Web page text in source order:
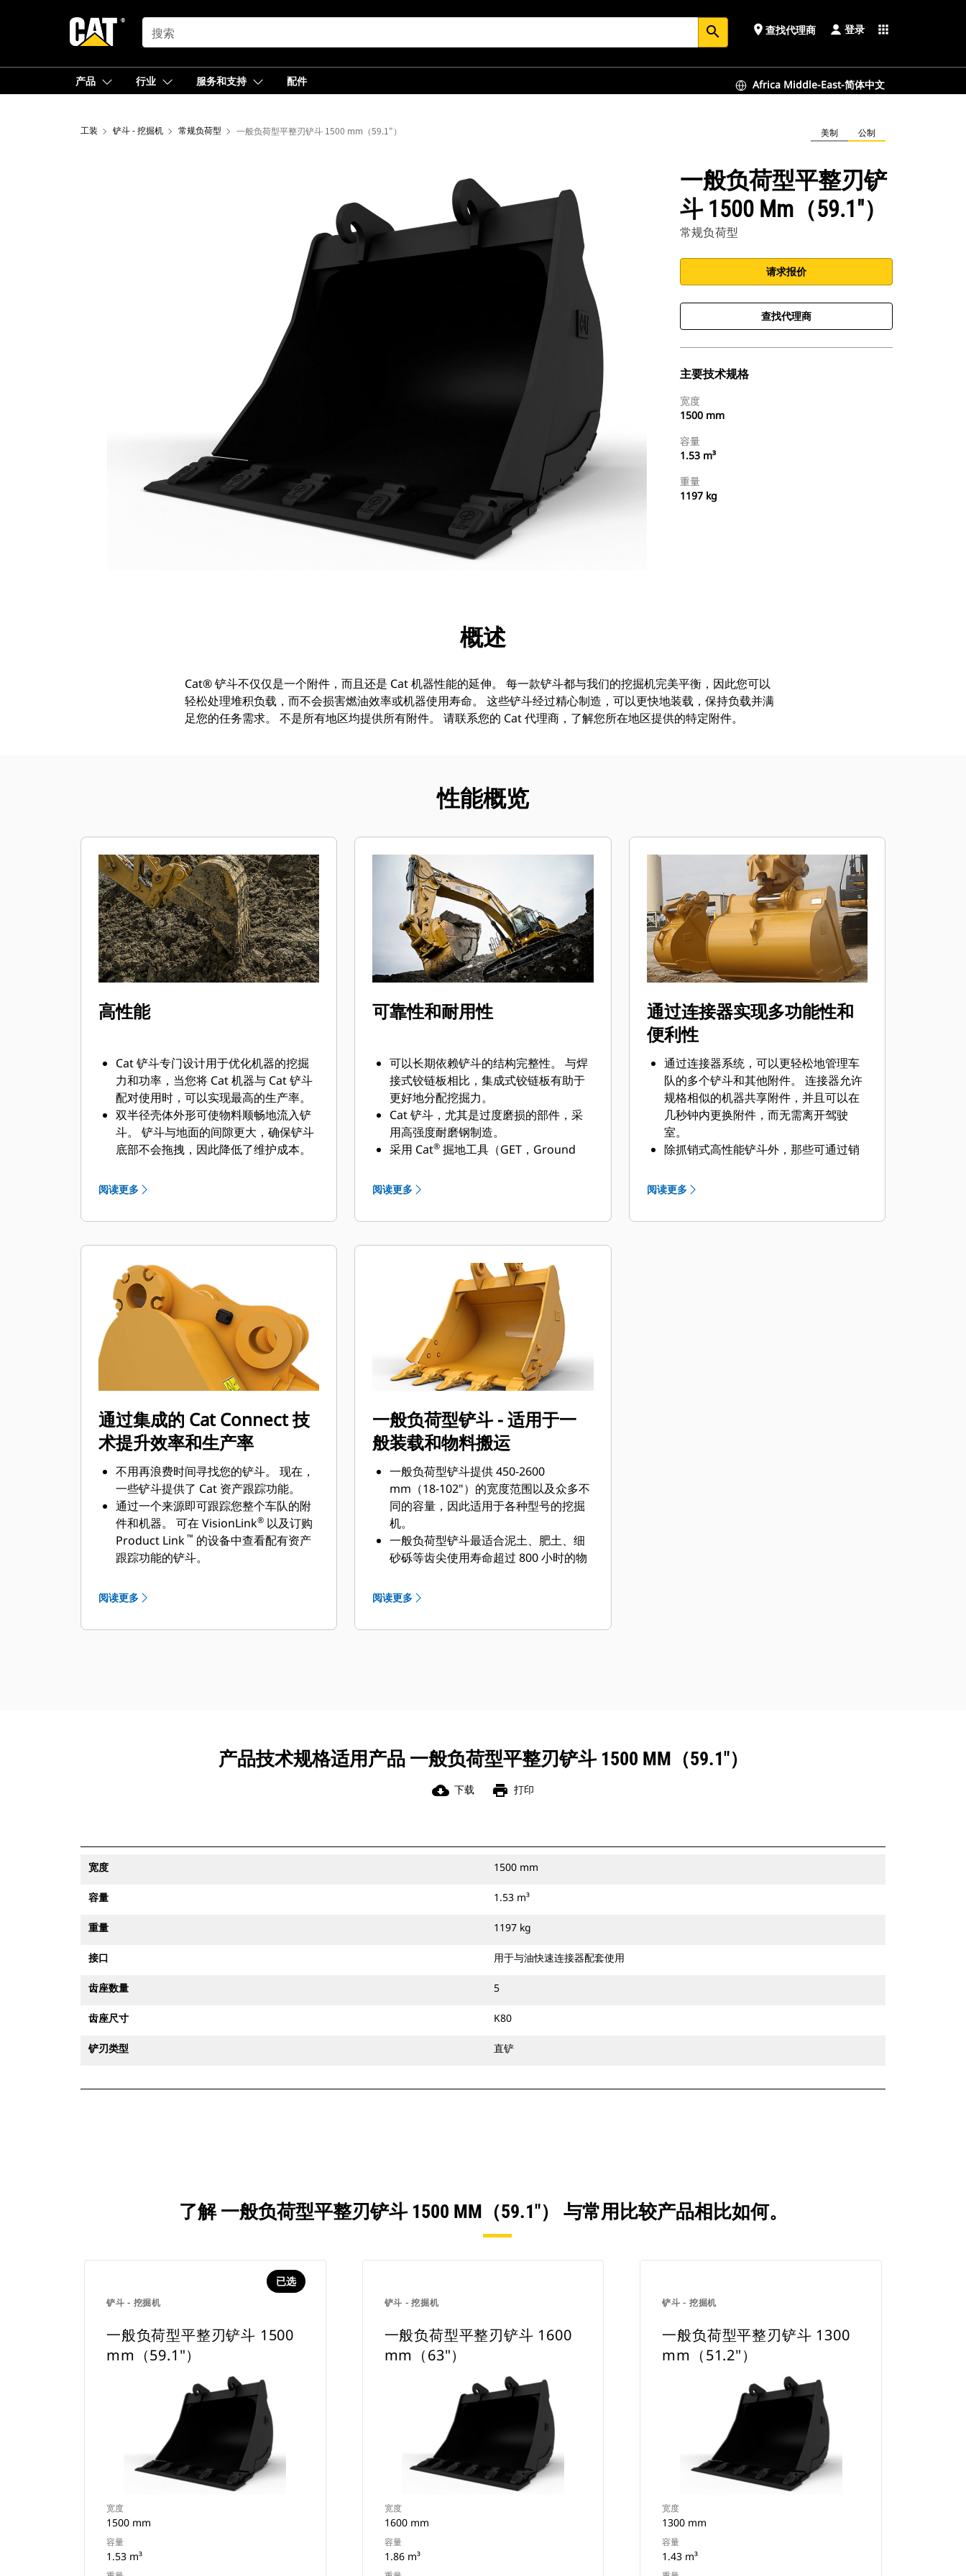
SEARCH search place 查找代理商 登录 apps
产品 行业 服务和支持 配件 Africa Middle-East-简体中文
工装 铲斗 - 挖掘机 常规负荷型 一般负荷型平整刃铲斗 1500 mm（59.1"） 美制 公制
一般负荷型平整刃铲
斗 1500 Mm（59.1"）
常规负荷型
请求报价
查找代理商
主要技术规格
宽度
1500 mm
容量
1.53 m³
重量
1197 kg
展示
概述
Cat® 铲斗不仅仅是一个附件，而且还是 Cat 机器性能的延伸。 每一款铲斗都与我们的挖掘机完美平衡，因此您可以
轻松处理堆积负载，而不会损害燃油效率或机器使用寿命。 这些铲斗经过精心制造，可以更快地装载，保持负载并满
足您的任务需求。 不是所有地区均提供所有附件。 请联系您的 Cat 代理商，了解您所在地区提供的特定附件。
性能概览
高性能
Cat 铲斗专门设计用于优化机器的挖掘
力和功率，当您将 Cat 机器与 Cat 铲斗
配对使用时，可以实现最高的生产率。
双半径壳体外形可使物料顺畅地流入铲
斗。 铲斗与地面的间隙更大，确保铲斗
底部不会拖拽，因此降低了维护成本。
可以快速铲挖物料，提高了机器的整体
可在更短的时间内装载更多的物料。 对
阅读更多
可靠性和耐用性
可以长期依赖铲斗的结构完整性。 与焊
接式铰链板相比，集成式铰链板有助于
更好地分配挖掘力。
Cat 铲斗，尤其是过度磨损的部件，采
用高强度耐磨钢制造。
采用 Cat® 掘地工具（GET，Ground
的高磨损区域。 侧挡板保护器和侧铲刀
的部件。
铲斗齿尖提供多种选择，确保适合您的
具体应用。 无论您需要获得平整的挖掘
底面还是挖掘坚硬、磨蚀性的物料，总
会有一款齿尖解决方案适合您。
阅读更多
通过连接器实现多功能性和
便利性
通过连接器系统，可以更轻松地管理车
队的多个铲斗和其他附件。 连接器允许
规格相似的机器共享附件，并且可以在
几秒钟内更换附件，而无需离开驾驶
室。
除抓销式高性能铲斗外，那些可通过销
快速连接器兼容。 抓销式高性能铲斗配
Cat 抓销式快速连接器配套使用时，可
阅读更多
通过集成的 Cat Connect 技
术提升效率和生产率
不用再浪费时间寻找您的铲斗。 现在，
一些铲斗提供了 Cat 资产跟踪功能。
通过一个来源即可跟踪您整个车队的附
件和机器。 可在 VisionLink® 以及订购
Product Link ™ 的设备中查看配有资产
跟踪功能的铲斗。
定的工地边界，配有资产跟踪器的铲斗
阅读更多
一般负荷型铲斗 - 适用于一
般装载和物料搬运
一般负荷型铲斗提供 450-2600
mm（18-102"）的宽度范围以及众多不
同的容量，因此适用于各种型号的挖掘
机。
一般负荷型铲斗最适合泥土、肥土、细
砂砾等齿尖使用寿命超过 800 小时的物
一般负荷型铲斗的侧边、底部和基部加
于通用负荷型铲斗。
式快速连接器或 CW 专用连接器配套使
用。
阅读更多
产品技术规格适用产品 一般负荷型平整刃铲斗 1500 MM（59.1"）
cloud_download 下载 print 打印
宽度 1500 mm
容量 1.53 m³
重量 1197 kg
接口 用于与油快速连接器配套使用
齿座数量 5
齿座尺寸 K80
铲刃类型 直铲
了解 一般负荷型平整刃铲斗 1500 MM（59.1"） 与常用比较产品相比如何。
铲斗 - 挖掘机
已选
一般负荷型平整刃铲斗 1500
mm（59.1"）
宽度
1500 mm
容量
1.53 m³
铲斗 - 挖掘机
一般负荷型平整刃铲斗 1600
mm（63"）
宽度
1600 mm
容量
1.86 m³
铲斗 - 挖掘机
一般负荷型平整刃铲斗 1300
mm（51.2"）
宽度
1300 mm
容量
1.43 m³